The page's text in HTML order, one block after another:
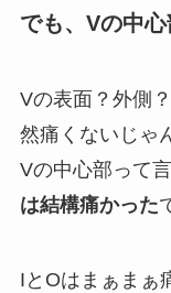
でも、Vの中
Vの表面？外側
然痛くないじゃ
Vの中心部って
は結構痛かった
IとOはまぁまぁ